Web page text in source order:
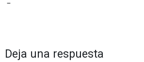
–
Deja una respuesta